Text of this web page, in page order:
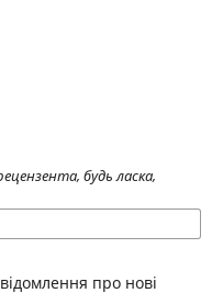
будь ласка,
про нові